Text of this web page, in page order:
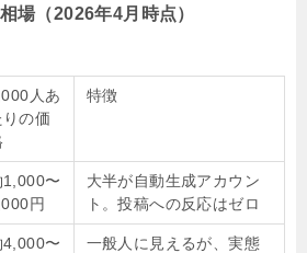
場（2026年4月時点）
人あ
りの価
特徴
1,000〜
円
大半が自動生成アカウン
ト。投稿への反応はゼロ
4,000〜
一般人に見えるが、実態